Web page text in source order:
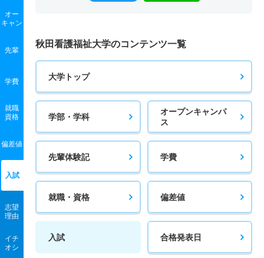
オー
キャン
先輩
学費
就職
資格
偏差値
入試
志望
理由
イチ
オシ
秋田看護福祉大学のコンテンツ一覧
大学トップ
学部・学科
オープンキャンパ
ス
先輩体験記 学費
就職・資格 偏差値
入試 合格発表日